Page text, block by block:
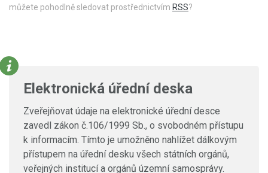
můžete pohodlně sledovat prostřednictvím RSS?
Elektronická úřední deska
Zveřejňovat údaje na elektronické úřední desce
zavedl zákon č.106/1999 Sb., o svobodném přístupu
k informacím. Tímto je umožněno nahlížet dálkovým
přístupem na úřední desku všech státních orgánů,
veřejných institucí a orgánů územní samosprávy.